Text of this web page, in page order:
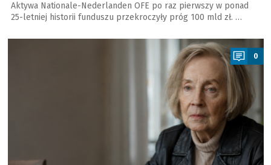
Aktywa Nationale-Nederlanden OFE po raz pierwszy w ponad
25-letniej historii funduszu przekroczyły próg 100 mld zł. …
a
0